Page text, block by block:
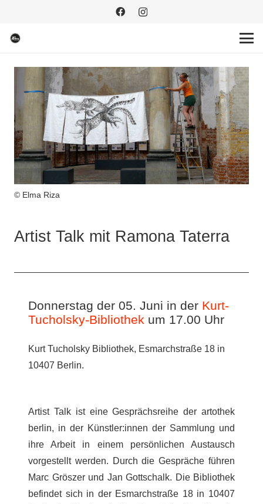
© Elma Riza
Artist Talk mit Ramona Taterra
Donnerstag der 05. Juni in der Kurt-
Tucholsky-Bibliothek um 17.00 Uhr
Kurt Tucholsky Bibliothek, Esmarchstraße 18 in
10407 Berlin.
Artist Talk ist eine Gesprächsreihe der artothek
berlin, in der Künstler:innen der Sammlung und
ihre Arbeit in einem persönlichen Austausch
vorgestellt werden. Durch die Gespräche führen
Marc Gröszer und Jan Gottschalk. Die Bibliothek
befindet sich in der Esmarchstraße 18 in 10407